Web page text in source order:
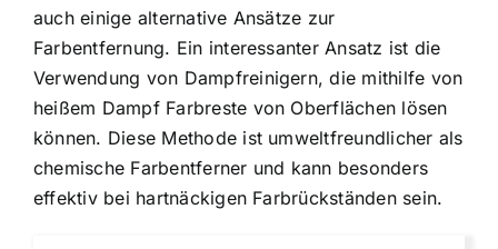
auch einige alternative Ansätze zur
Farbentfernung. Ein interessanter Ansatz ist die
Verwendung von Dampfreinigern, die mithilfe von
heißem Dampf Farbreste von Oberflächen lösen
können. Diese Methode ist umweltfreundlicher als
chemische Farbentferner und kann besonders
effektiv bei hartnäckigen Farbrückständen sein.